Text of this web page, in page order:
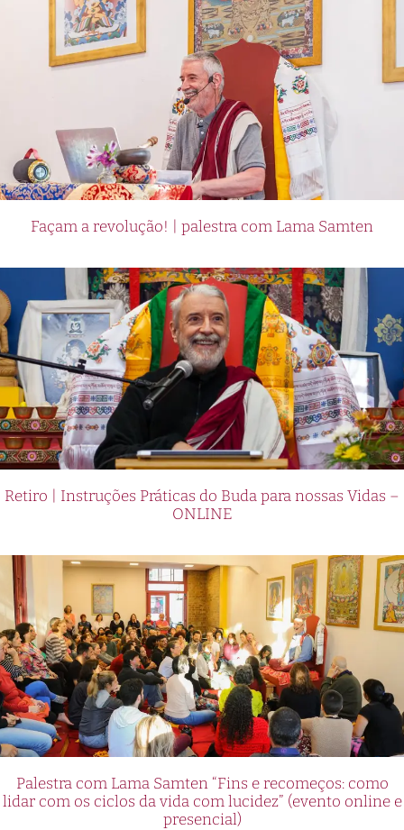
Façam a revolução! | palestra com Lama Samten
Retiro | Instruções Práticas do Buda para nossas Vidas –
ONLINE
Palestra com Lama Samten “Fins e recomeços: como
lidar com os ciclos da vida com lucidez” (evento online e
presencial)